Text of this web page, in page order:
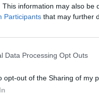
This information may also be
Participants that may further
Data Processing Opt Outs
opt-out of the Sharing of my
de E.S.O.
de conducir tipo B
horaria para
previa en puestos
de inglés o